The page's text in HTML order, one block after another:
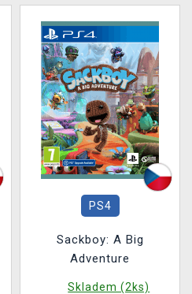
PS4
Sackboy: A Big
Adventure
Skladem (2ks)